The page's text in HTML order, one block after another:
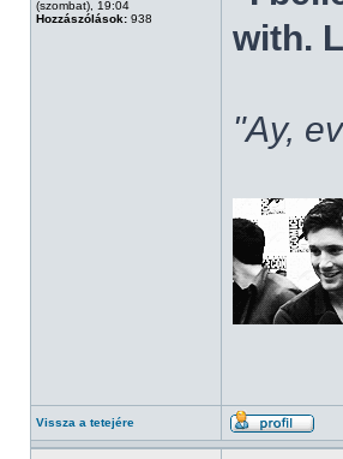
(szombat), 19:04
Hozzászólások: 938
with.
"Ay,
Vissza a tetejére